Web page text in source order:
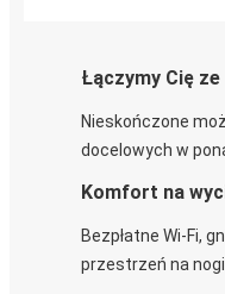
Łączymy Cię
Nieskończone
docelowych w
Komfort na
Bezpłatne Wi-Fi,
przestrzeń na